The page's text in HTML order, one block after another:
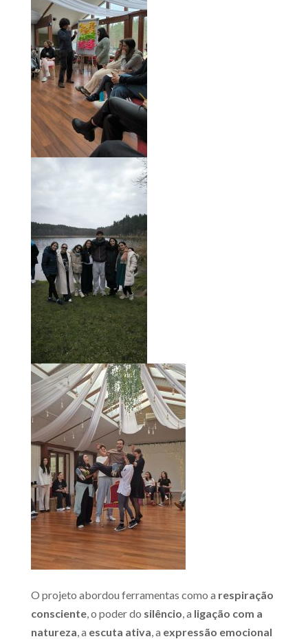
O projeto abordou ferramentas como a respiração
consciente, o poder do silêncio, a ligação com a
natureza, a escuta ativa, a expressão emocional